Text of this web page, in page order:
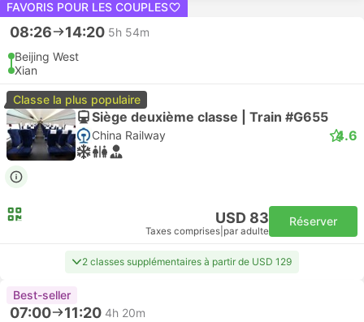
FAVORIS POUR LES COUPLES
08:26 14:20 5h 54m
Beijing West
Xian
Classe la plus populaire
Siège deuxième classe | Train #G655
China Railway 4.6
USD 83
Taxes comprises par adulte
Réserver
2 classes supplémentaires à partir de USD 129
Best-seller
07:00 11:20 4h 20m